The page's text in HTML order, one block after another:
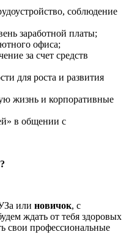
соблюдение
заработной платы;
офиса;
за счет средств
для роста и развития
жизнь и корпоративные
в общении с
или новичок, с
ждать от тебя здоровых
свои профессиональные